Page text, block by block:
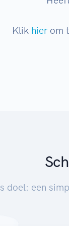
Klik hier om
doel: een